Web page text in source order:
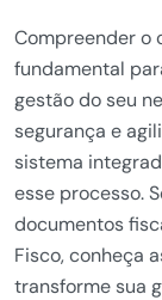
Compreender o
fundamental
gestão do seu
segurança e
sistema
esse processo.
documentos
Fisco, conheça
transforme sua